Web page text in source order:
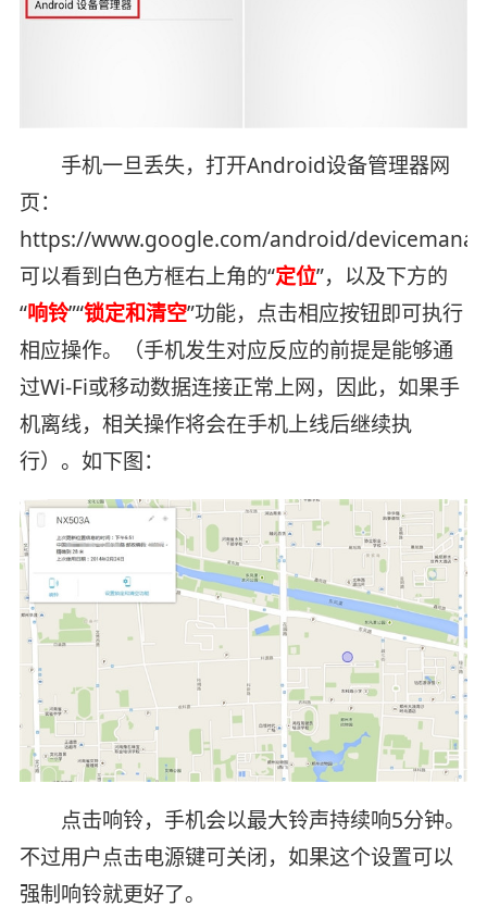
手机一旦丢失，打开Android设备管理器网
页：
https://www.google.com/android/
可以看到白色方框右上角的“定位”，以及下方的
“响铃”“锁定和清空”功能，点击相应按钮即可执行
相应操作。（手机发生对应反应的前提是能够通
过Wi-Fi或移动数据连接正常上网，因此，如果手
机离线，相关操作将会在手机上线后继续执
行）。如下图：
点击响铃，手机会以最大铃声持续响5分钟。
不过用户点击电源键可关闭，如果这个设置可以
强制响铃就更好了。